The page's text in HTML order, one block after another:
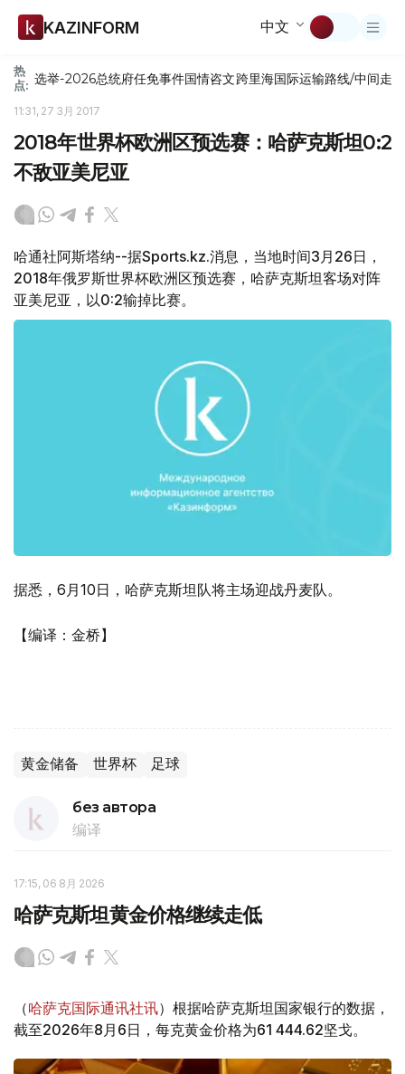
KAZINFORM 中文
热
点: 选举-2026总统府任免事件国情咨文跨里海国际运输路线/中间走廊
11:31, 27 3月 2017
2018年世界杯欧洲区预选赛：哈萨克斯坦0:2
不敌亚美尼亚
哈通社阿斯塔纳--据Sports.kz.消息，当地时间3月26日，
2018年俄罗斯世界杯欧洲区预选赛，哈萨克斯坦客场对阵
亚美尼亚，以0:2输掉比赛。
据悉，6月10日，哈萨克斯坦队将主场迎战丹麦队。
【编译：金桥】
黄金储备 世界杯 足球
без автора
编译
17:15, 06 8月 2026
哈萨克斯坦黄金价格继续走低
（哈萨克国际通讯社讯）根据哈萨克斯坦国家银行的数据，
截至2026年8月6日，每克黄金价格为61 444.62坚戈。